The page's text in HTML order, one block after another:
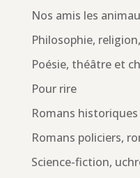
Nos amis les
Philosophie,
Poésie, théâtre et
Pour rire
Romans historiques
Romans policiers,
Science-fiction,